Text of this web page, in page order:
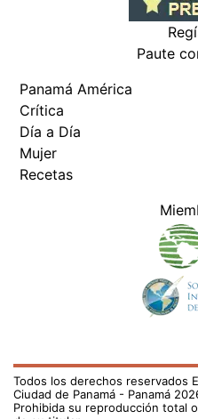
Paute
Panamá América
Crítica
Día a Día
Mujer
Recetas
Todos los derechos reservados
Ciudad de Panamá - Panamá
Prohibida su reproducción total